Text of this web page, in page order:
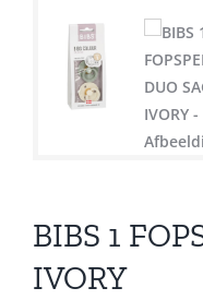
BIBS 1
IVORY